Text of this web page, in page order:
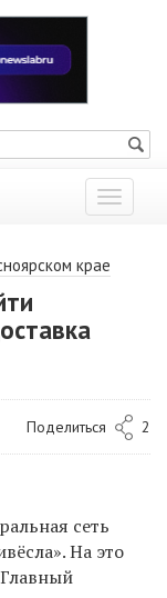
Показать
меню
крае
Поделиться 2
сеть
На это